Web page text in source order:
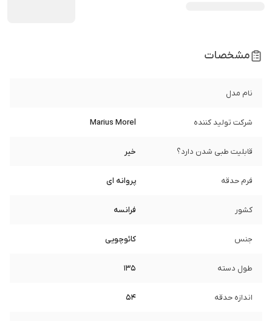
مشخصات
نام مدل
شرکت تولید کننده Marius Morel
قابلیت طبی شدن دارد؟ خیر
فرم حدقه پروانه ای
کشور فرانسه
جنس کائوچویی
طول دسته 135
اندازه حدقه 54